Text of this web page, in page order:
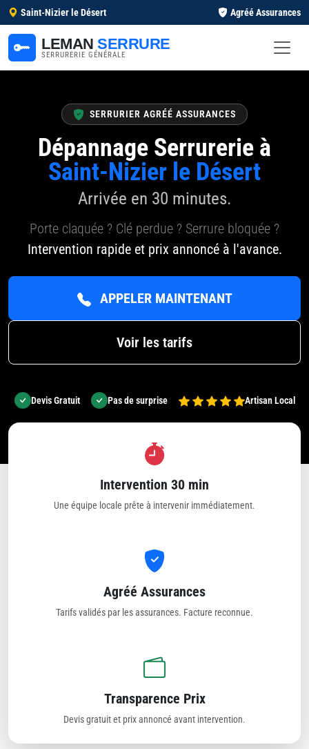
Saint-Nizier le Désert Agréé Assurances
LEMAN SERRURE
SERRURERIE GÉNÉRALE
SERRURIER AGRÉÉ ASSURANCES
Dépannage Serrurerie à
Saint-Nizier le Désert
Arrivée en 30 minutes.
Porte claquée ? Clé perdue ? Serrure bloquée ?
Intervention rapide et prix annoncé à l'avance.
APPELER MAINTENANT
Voir les tarifs
Devis Gratuit Pas de surprise Artisan Local
Intervention 30 min
Une équipe locale prête à intervenir immédiatement.
Agréé Assurances
Tarifs validés par les assurances. Facture reconnue.
Transparence Prix
Devis gratuit et prix annoncé avant intervention.